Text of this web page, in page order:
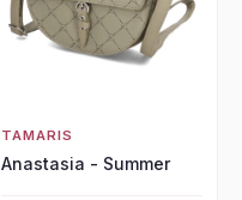
TAMARIS
Anastasia - Summer